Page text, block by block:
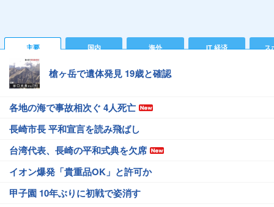
主要 国内 海外 IT 経済 ス
槍ヶ岳で遺体発見 19歳と確認
各地の海で事故相次ぐ 4人死亡
長崎市長 平和宣言を読み飛ばし
台湾代表、長崎の平和式典を欠席
イオン爆発「貴重品OK」と許可か
甲子園 10年ぶりに初戦で姿消す